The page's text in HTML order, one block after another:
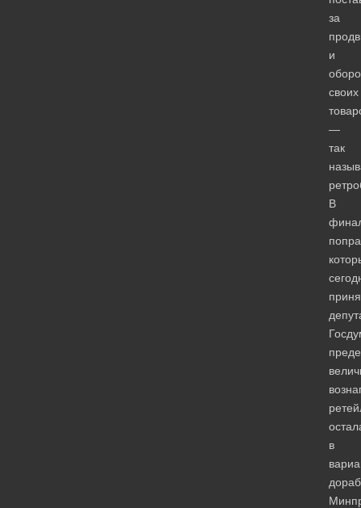
за
и
своих
—
так
В
в